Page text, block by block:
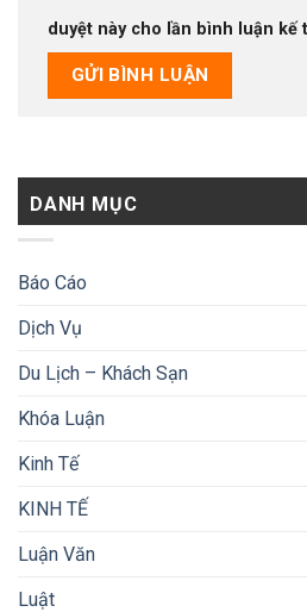
duyệt này cho lần bình luận kế
DANH MỤC
Báo Cáo
Dịch Vụ
Du Lịch – Khách Sạn
Khóa Luận
Kinh Tế
KINH TẾ
Luận Văn
Luật